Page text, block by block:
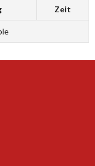
Zeit